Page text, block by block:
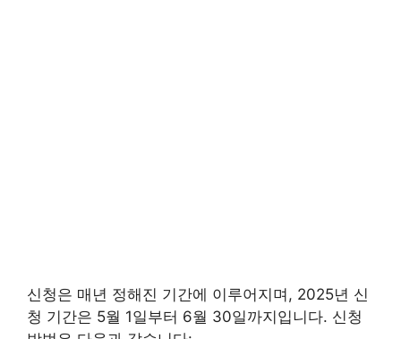
신청은 매년 정해진 기간에 이루어지며, 2025년 신
청 기간은 5월 1일부터 6월 30일까지입니다. 신청